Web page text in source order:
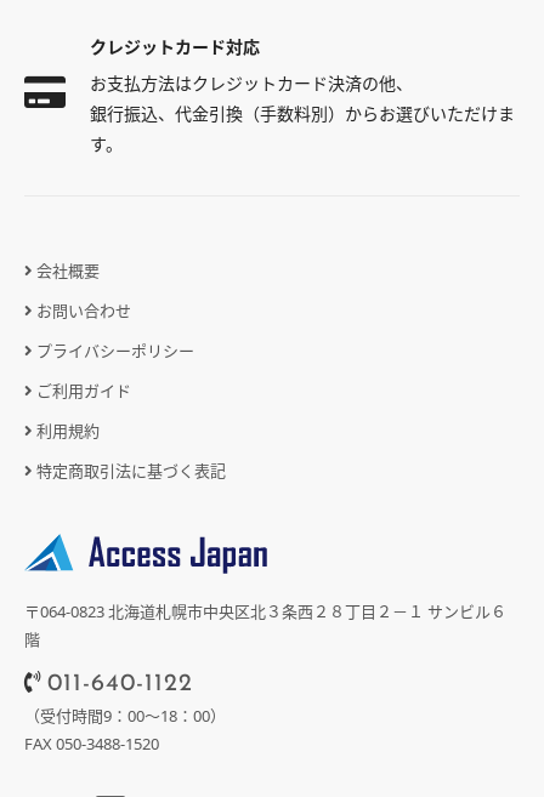
クレジットカード対応
お支払方法はクレジットカード決済の他、
銀行振込、代金引換（手数料別）からお選びいただけま
す。
会社概要
お問い合わせ
プライバシーポリシー
ご利用ガイド
利用規約
特定商取引法に基づく表記
〒064-0823 北海道札幌市中央区北３条西２８丁目２－１ サンビル６
階
011-640-1122
（受付時間9：00～18：00）
FAX 050-3488-1520